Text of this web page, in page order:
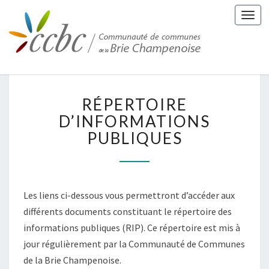
É
P
E
R
R
E
D
I
RÉPERTOIRE
D’INFORMATIONS
PUBLIQUES
Les liens ci-dessous vous permettront d’accéder aux
différents documents constituant le répertoire des
informations publiques (RIP). Ce répertoire est mis à
jour régulièrement par la Communauté de Communes
de la Brie Champenoise.